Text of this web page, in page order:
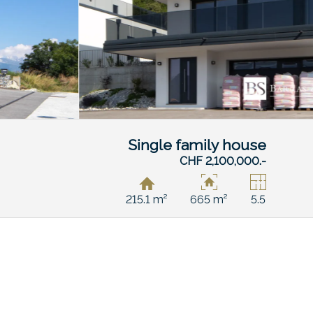
Single family house
CHF 2,100,000.-
215.1 m² 665 m² 5.5